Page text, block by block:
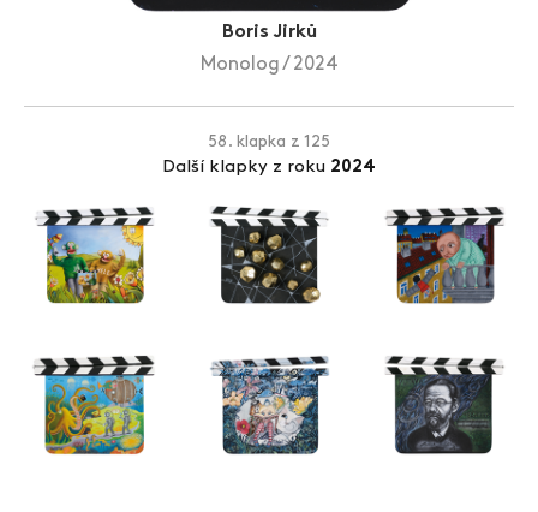
Boris Jirků
Monolog / 2024
58. klapka z 125
Další klapky z roku 2024